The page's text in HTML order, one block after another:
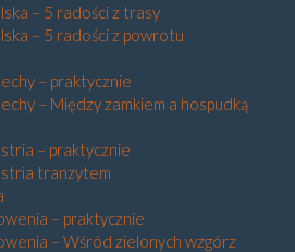
– 5 radości z trasy
– 5 radości z powrotu
– praktycznie
– Między zamkiem a hospudką
– praktycznie
tranzytem
– praktycznie
– Wśród zielonych wzgórz